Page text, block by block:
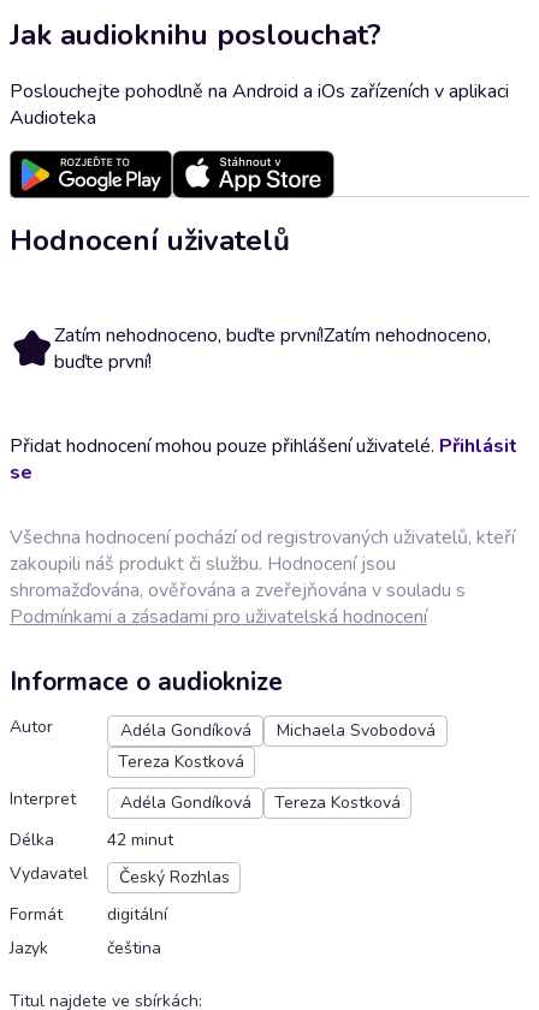
Jak audioknihu poslouchat?
Poslouchejte pohodlně na Android a iOs zařízeních v aplikaci
Audioteka
Hodnocení uživatelů
Zatím nehodnoceno, buďte první!Zatím nehodnoceno,
buďte první!
Přidat hodnocení mohou pouze přihlášení uživatelé. Přihlásit
se
Všechna hodnocení pochází od registrovaných uživatelů, kteří
zakoupili náš produkt či službu. Hodnocení jsou
shromažďována, ověřována a zveřejňována v souladu s
Podmínkami a zásadami pro uživatelská hodnocení
Informace o audioknize
Autor Adéla Gondíková
Michaela Svobodová
Tereza Kostková
Interpret
Adéla Gondíková
Tereza Kostková
Délka
42 minut
Vydavatel
Český Rozhlas
Formát
digitální
Jazyk
čeština
Titul najdete ve sbírkách: